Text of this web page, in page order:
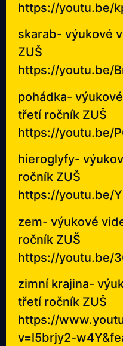
https://youtu.be/
skarab- výukové
ZUŠ
https://youtu.be/
pohádka-
třetí ročník ZUŠ
https://youtu.be/
hieroglyfy-
ročník ZUŠ
https://youtu.be/
zem- výukové
ročník ZUŠ
https://youtu.be/
zimní krajina-
třetí ročník ZUŠ
https://
v=l5brjy2-